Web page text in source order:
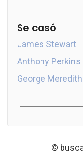
Se casó
James Stewart
Anthony Perkins
George Meredith
©